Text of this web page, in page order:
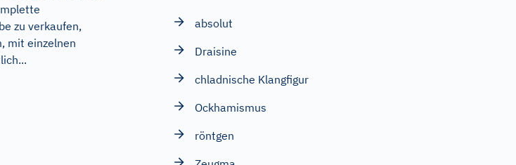
zu verkaufen,
mit einzelnen
absolut
Draisine
chladnische Klangfigur
Ockhamismus
röntgen